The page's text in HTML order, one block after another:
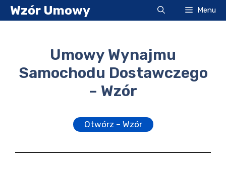
Przejdź
do
Wzór Umowy Menu
Umowy Wynajmu
Samochodu Dostawczego
– Wzór
Otwórz – Wzór